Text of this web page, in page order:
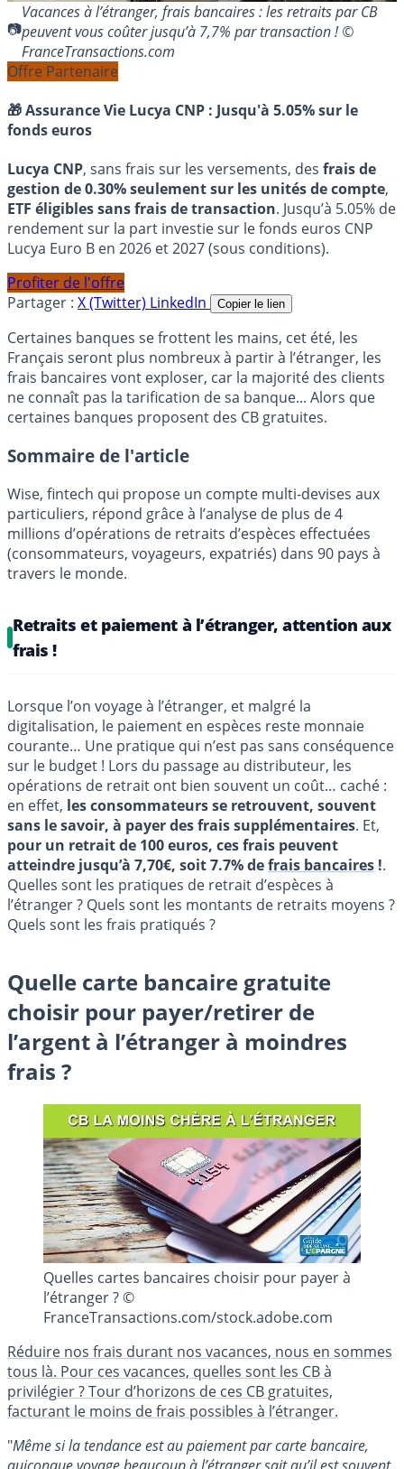
Vacances à l’étranger, frais bancaires : les retraits par CB
peuvent vous coûter jusqu’à 7,7% par transaction ! ©
FranceTransactions.com
Offre Partenaire
🎁 Assurance Vie Lucya CNP : Jusqu'à 5.05% sur le
fonds euros
Lucya CNP, sans frais sur les versements, des frais de
gestion de 0.30% seulement sur les unités de compte,
ETF éligibles sans frais de transaction. Jusqu’à 5.05% de
rendement sur la part investie sur le fonds euros CNP
Lucya Euro B en 2026 et 2027 (sous conditions).
Profiter de l'offre
Partager : X (Twitter) LinkedIn Copier le lien
Certaines banques se frottent les mains, cet été, les
Français seront plus nombreux à partir à l’étranger, les
frais bancaires vont exploser, car la majorité des clients
ne connaît pas la tarification de sa banque... Alors que
certaines banques proposent des CB gratuites.
Sommaire de l'article
Wise, fintech qui propose un compte multi-devises aux
particuliers, répond grâce à l’analyse de plus de 4
millions d’opérations de retraits d’espèces effectuées
(consommateurs, voyageurs, expatriés) dans 90 pays à
travers le monde.
Retraits et paiement à l’étranger, attention aux
frais !
Lorsque l’on voyage à l’étranger, et malgré la
digitalisation, le paiement en espèces reste monnaie
courante… Une pratique qui n’est pas sans conséquence
sur le budget ! Lors du passage au distributeur, les
opérations de retrait ont bien souvent un coût… caché :
en effet, les consommateurs se retrouvent, souvent
sans le savoir, à payer des frais supplémentaires. Et,
pour un retrait de 100 euros, ces frais peuvent
atteindre jusqu’à 7,70€, soit 7.7% defrais bancaires !.
Quelles sont les pratiques de retrait d’espèces à
l’étranger ? Quels sont les montants de retraits moyens ?
Quels sont les frais pratiqués ?
Quelle carte bancaire gratuite
choisir pour payer/retirer de
l’argent à l’étranger à moindres
frais ?
Quelles cartes bancaires choisir pour payer à
l’étranger ? ©
FranceTransactions.com/stock.adobe.com
Réduire nos frais durant nos vacances, nous en sommes
tous là. Pour ces vacances, quelles sont les CB à
privilégier ? Tour d’horizons de ces CB gratuites,
facturant le moins de frais possibles à l’étranger.
"Même si la tendance est au paiement par carte bancaire,